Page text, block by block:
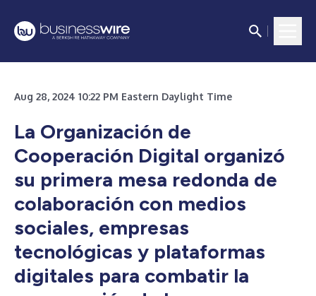
Aug 28, 2024 10:22 PM Eastern Daylight Time
La Organización de
Cooperación Digital organizó
su primera mesa redonda de
colaboración con medios
sociales, empresas
tecnológicas y plataformas
digitales para combatir la